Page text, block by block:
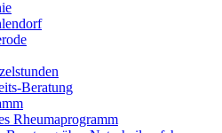
Beratung
Rheumaprogramm